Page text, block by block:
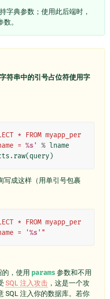
字典参数；使用此后端时，
。
符串中的引号占位符使用字
* FROM myapp_per
= %s' % lname
.raw(query)
写成这样（用单引号包裹
* FROM myapp_per
= '%s'"
的，使用 params参数和不用
SQL 注入攻击 ，这是一个攻
SQL 注入你的数据库。若你